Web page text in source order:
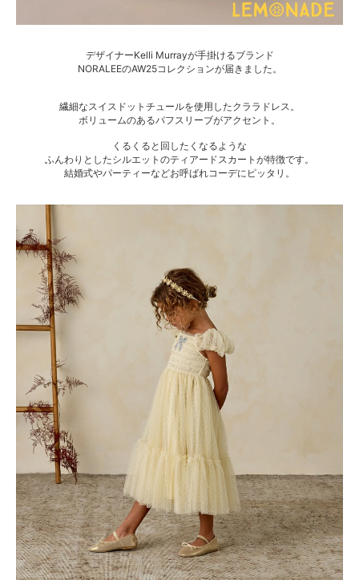
デザイナーKelli Murrayが手掛けるブランド
NORALEEのAW25コレクションが届きました。
繊細なスイスドットチュールを使用したクララドレス。
ボリュームのあるパフスリーブがアクセント。
くるくると回したくなるような
ふんわりとしたシルエットのティアードスカートが特徴です。
結婚式やパーティーなどお呼ばれコーデにピッタリ。